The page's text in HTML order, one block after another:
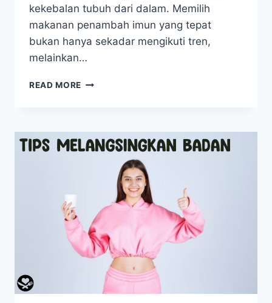
kekebalan tubuh dari dalam. Memilih
makanan penambah imun yang tepat
bukan hanya sekadar mengikuti tren,
melainkan…
READ MORE DAFTAR
YANG
WAJIB